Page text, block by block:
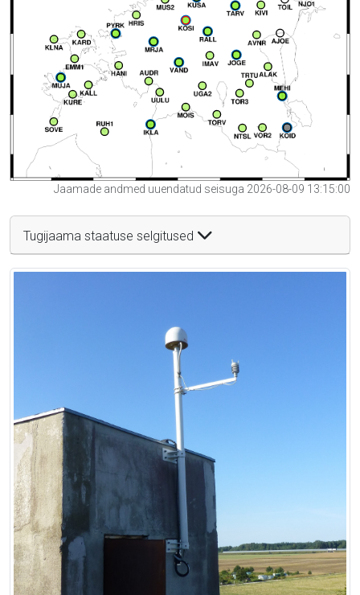
Jaamade andmed uuendatud seisuga 2026-08-09 13:15:00
Tugijaama staatuse selgitused